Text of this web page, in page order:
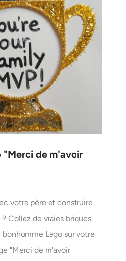
"Merci de m'avoir
votre père et construire
Collez de vraies briques
bonhomme Lego sur votre
"Merci de m'avoir